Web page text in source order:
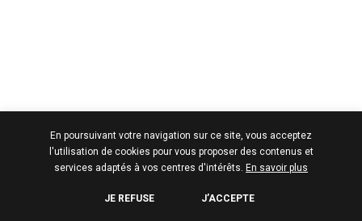
En poursuivant votre navigation sur ce site, vous acceptez
l'utilisation de cookies pour vous proposer des contenus et
services adaptés à vos centres d'intérêts. En savoir plus
JE REFUSE J’ACCEPTE